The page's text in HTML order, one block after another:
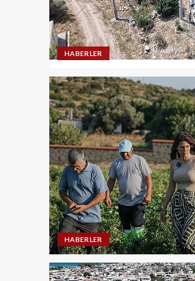
HABERLER
HABERLER